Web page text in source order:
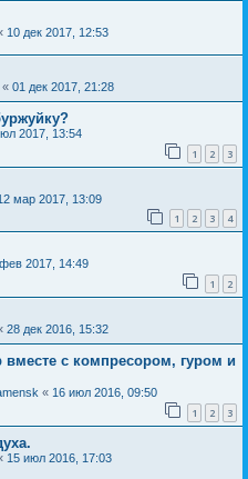
10 дек 2017, 12:53
« 01 дек 2017, 21:28
2017, 13:54
1 2 3
мар 2017, 13:09
1 2 3 4
2017, 14:49
1 2
28 дек 2016, 15:32
вместе с компресором, гуром и
« 16 июл 2016, 09:50
1 2 3
15 июл 2016, 17:03